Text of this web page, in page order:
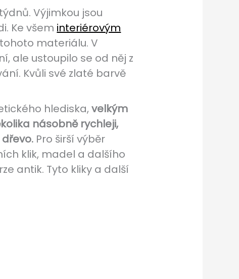
Výjimkou jsou
Ke všem interiérovým
materiálu. V
ale ustoupilo se od něj z
Kvůli své zlaté barvě
hlediska,velkým
násobně rychleji,
Pro širší výběr
klik, madel a dalšího
antik. Tyto kliky a další